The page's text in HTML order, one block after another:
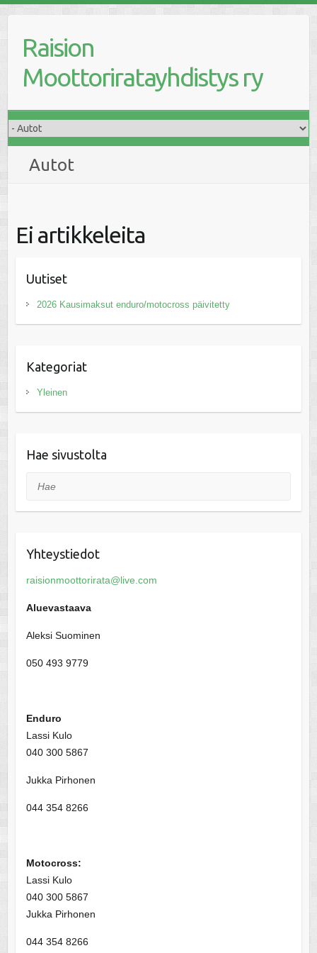
Raision
Moottoriratayhdistys ry
Autot
Ei artikkeleita
Uutiset
2026 Kausimaksut enduro/motocross päivitetty
Kategoriat
Yleinen
Hae sivustolta
Hae
Yhteystiedot
raisionmoottorirata@live.com
Aluevastaava
Aleksi Suominen
050 493 9779
Enduro
Lassi Kulo
040 300 5867
Jukka Pirhonen
044 354 8266
Motocross:
Lassi Kulo
040 300 5867
Jukka Pirhonen
044 354 8266